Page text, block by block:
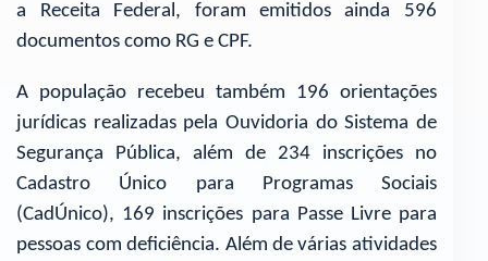
a Receita Federal, foram emitidos ainda 596
documentos como RG e CPF.
A população recebeu também 196 orientações
jurídicas realizadas pela Ouvidoria do Sistema de
Segurança Pública, além de 234 inscrições no
Cadastro Único para Programas Sociais
(CadÚnico), 169 inscrições para Passe Livre para
pessoas com deficiência. Além de várias atividades